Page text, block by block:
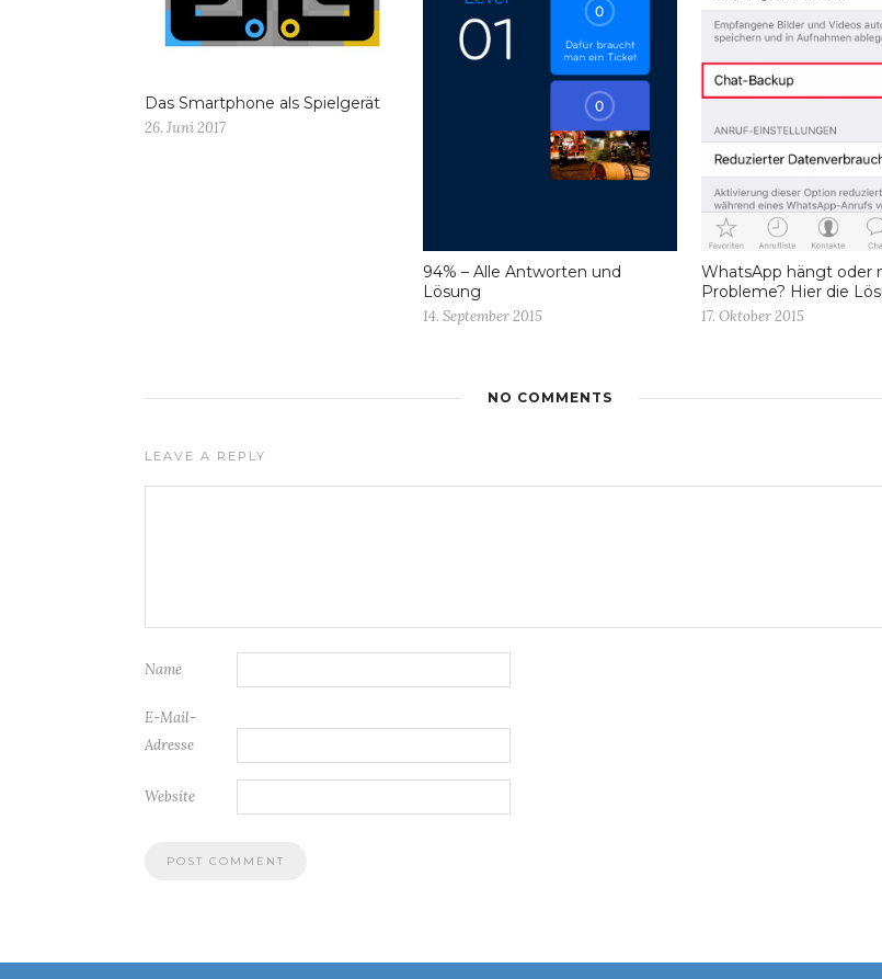
Das Smartphone als Spielgerät
26. Juni 2017
94% – Alle Antworten und
Lösung
14. September 2015
WhatsApp hängt oder
Probleme? Hier die
17. Oktober 2015
NO COMMENTS
LEAVE A REPLY
Name
E-Mail-
Adresse
Website